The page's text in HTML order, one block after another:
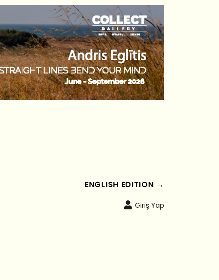
ENGLISH EDITION →
Giriş Yap